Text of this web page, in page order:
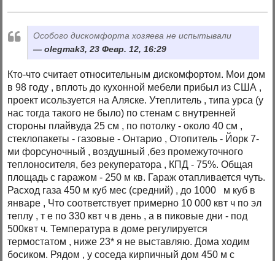
Особого дискомфорта хозяева не испытывали
olegmak3, 23 Февр. 12, 16:29
Кто-что считает относительным дискомфортом. Мои дом
в 98 году , вплоть до кухонной мебели прибыл из США ,
проект исользуется на Аляске. Утеплитель , типа урса (у
нас тогда такого не было) по стенам с внутренней
стороны плайвуда 25 см , по потолку - около 40 см ,
стеклопакеты - газовые - Онтарио , Отопитель - Йорк 7-
ми форсуночный , воздушный ,без промежуточного
теплоносителя, без рекуператора , КПД - 75%. Общая
площадь с гаражом - 250 м кв. Гараж отапливается чуть.
Расход газа 450 м куб мес (средний) , до 1000 м куб в
январе , Что соответствует примерно 10 000 квт ч по эл
теплу , т е по 330 квт ч в день , а в пиковые дни - под
500квт ч. Температура в доме регулируется
термостатом , ниже 23* я не выставляю. Дома ходим
босиком. Рядом , у соседа кирпичный дом 450 м с